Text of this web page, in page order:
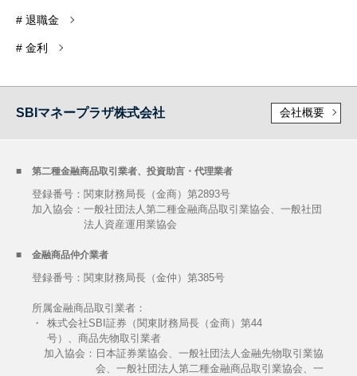
# 退職金
# 金利
SBIマネープラザ株式会社 会社概要
第二種金融商品取引業者、投資助言・代理業者
登録番号：関東財務局長（金商）第2893号
加入協会： 一般社団法人第二種金融商品取引業協会、一般社団
法人資産運用業協会
金融商品仲介業者
登録番号：関東財務局長（金仲）第385号
所属金融商品取引業者：
・
株式会社SBI証券（関東財務局長（金商）第44
号）、商品先物取引業者
加入協会： 日本証券業協会、一般社団法人金融先物取引業協
会、一般社団法人第二種金融商品取引業協会、一